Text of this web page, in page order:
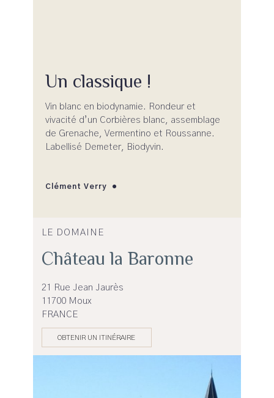
Un classique !
Vin blanc en biodynamie. Rondeur et
vivacité d’un Corbières blanc, assemblage
de Grenache, Vermentino et Roussanne.
Labellisé Demeter, Biodyvin.
Clément Verry
LE DOMAINE
Château la Baronne
21 Rue Jean Jaurès
11700 Moux
FRANCE
OBTENIR UN ITINÉRAIRE